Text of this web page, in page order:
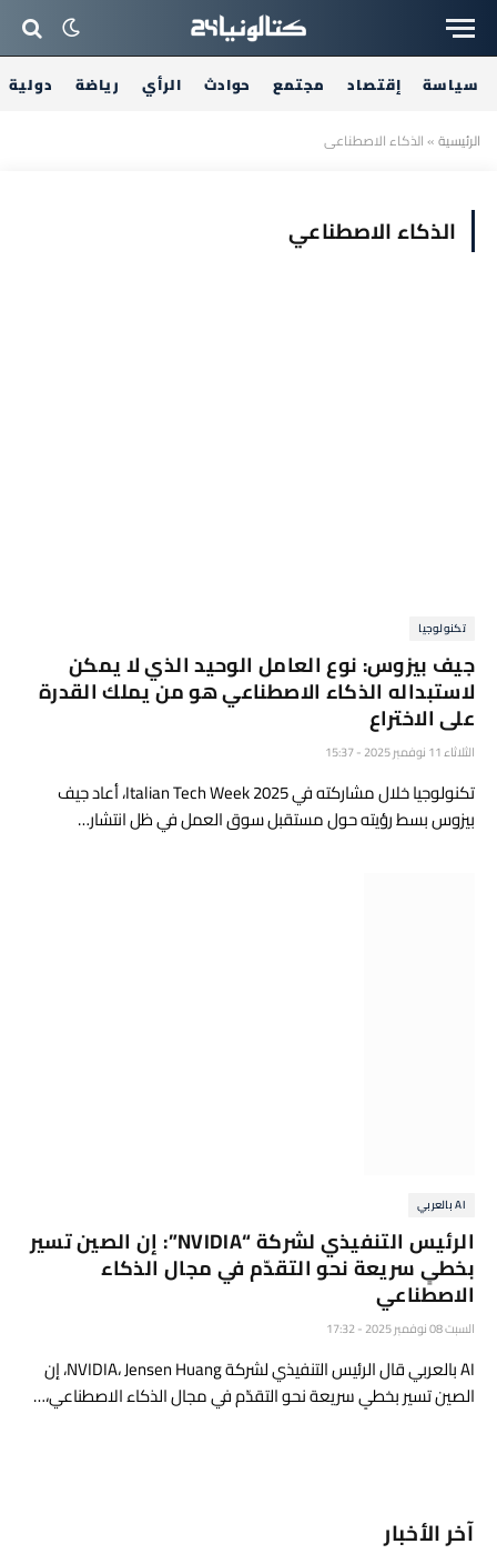
سياسة إقتصاد مجتمع حوادث الرأي رياضة دولية
الرئيسية»الذكاء الاصطناعي
الذكاء الاصطناعي
تكنولوجيا
جيف بيزوس: نوع العامل الوحيد الذي لا يمكن
لاستبداله الذكاء الاصطناعي هو من يملك القدرة
على الاختراع
الثلاثاء 11 نوفمبر 2025 - 15:37
تكنولوجيا خلال مشاركته في Italian Tech Week 2025، أعاد جيف
بيزوس بسط رؤيته حول مستقبل سوق العمل في ظل انتشار…
AI بالعربي
الرئيس التنفيذي لشركة “NVIDIA”: إن الصين تسير
بخطىٍ سريعة نحو التقدّم في مجال الذكاء
الاصطناعي
السبت 08 نوفمبر 2025 - 17:32
AI بالعربي قال الرئيس التنفيذي لشركة NVIDIA، Jensen Huang، إن
الصين تسير بخطىٍ سريعة نحو التقدّم في مجال الذكاء الاصطناعي،…
آخر الأخبار